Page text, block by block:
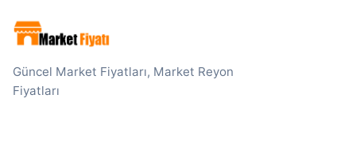
Güncel Market Fiyatları, Market Reyon
Fiyatları